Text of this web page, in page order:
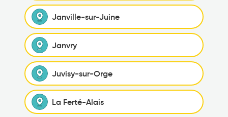
Janville-sur-Juine
Janvry
Juvisy-sur-Orge
La Ferté-Alais